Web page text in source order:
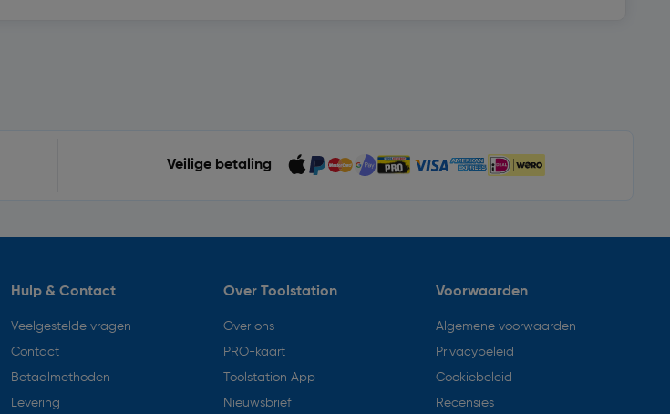
Veilige betaling
Hulp & Contact
Veelgestelde vragen
Contact
Betaalmethoden
Levering
Over Toolstation
Over ons
PRO-kaart
Toolstation App
Nieuwsbrief
Voorwaarden
Algemene voorwaarden
Privacybeleid
Cookiebeleid
Recensies